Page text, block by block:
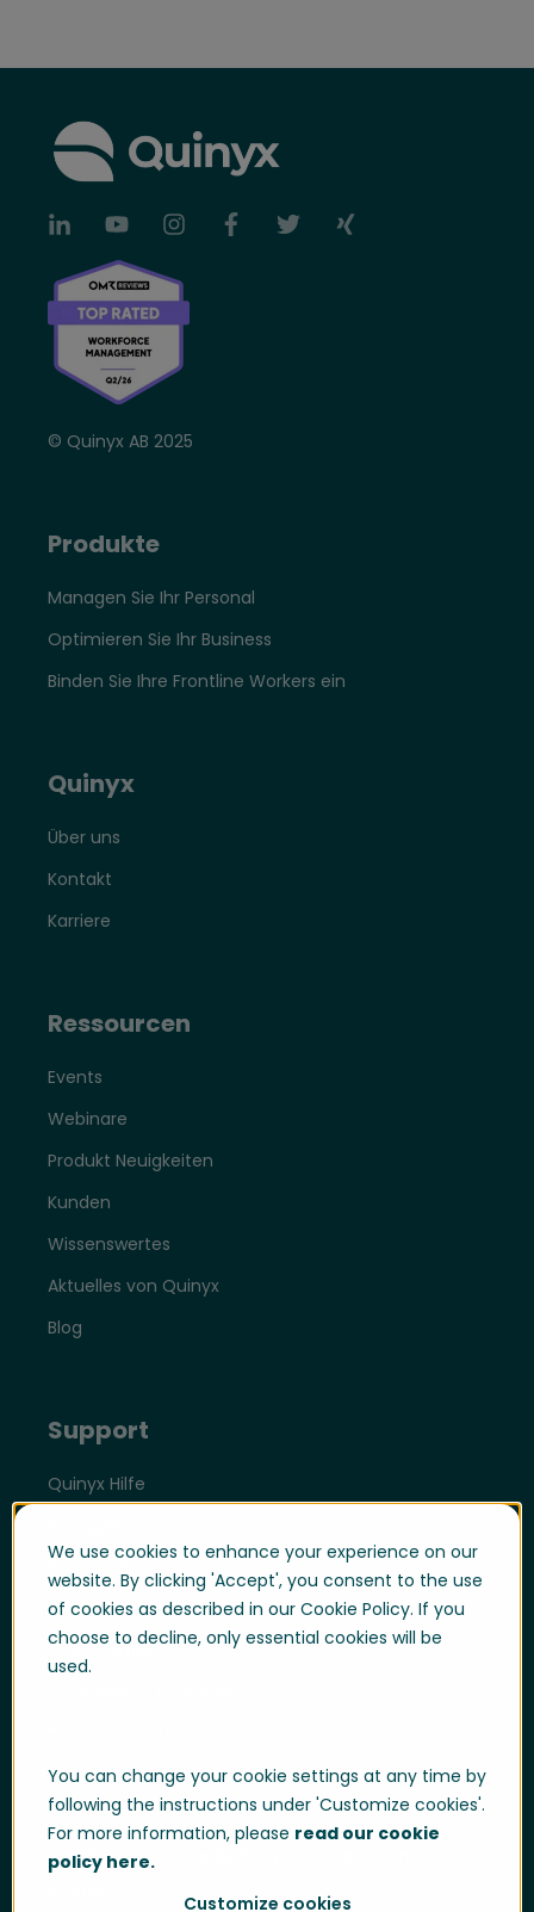
We use cookies to enhance your experience on our
website. By clicking 'Accept', you consent to the use
of cookies as described in our Cookie Policy. If you
choose to decline, only essential cookies will be
used.
You can change your cookie settings at any time by
following the instructions under 'Customize cookies'.
For more information, please read our cookie
policy here.
Customize cookies
© Quinyx AB 2025
Produkte
Managen Sie Ihr Personal
Optimieren Sie Ihr Business
Binden Sie Ihre Frontline Workers ein
Quinyx
Über uns
Kontakt
Karriere
Ressourcen
Events
Webinare
Produkt Neuigkeiten
Kunden
Wissenswertes
Aktuelles von Quinyx
Blog
Support
Quinyx Hilfe
Support Portal
Whistle blowing
Trust Center
Data Privacy